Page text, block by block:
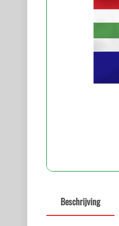
Beschrijving